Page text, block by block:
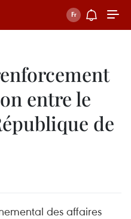
entre le
de
des affaires